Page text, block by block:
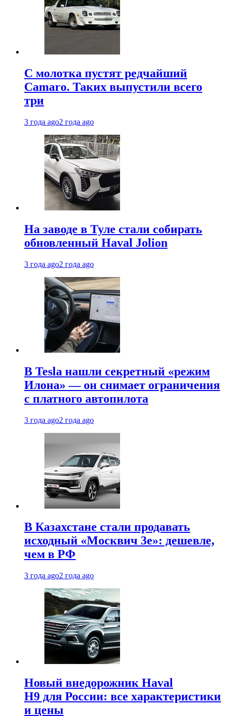
С молотка пустят редчайший
Camaro. Таких выпустили всего
три
3 года ago2 года ago
На заводе в Туле стали собирать
обновленный Haval Jolion
3 года ago2 года ago
В Tesla нашли секретный «режим
Илона» — он снимает ограничения
с платного автопилота
3 года ago2 года ago
В Казахстане стали продавать
исходный «Москвич 3e»: дешевле,
чем в РФ
3 года ago2 года ago
Новый внедорожник Haval
H9 для России: все характеристики
и цены